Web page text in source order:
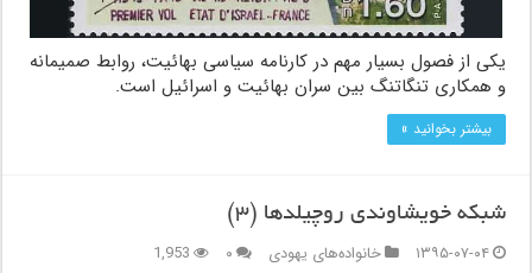
یکی از فصول بسیار مهم در کارنامه سیاسی بهائیت، روابط صمیمانه
و همکاری تنگاتنگ بین سران بهائيت و اسرائيل است.
بیشتر بخوانید »
شبکه خویشاوندی روچیلدها (۳)
۱۳۹۵-۰۷-۰۴
خانواده‌های یهودی ۰ 1,953